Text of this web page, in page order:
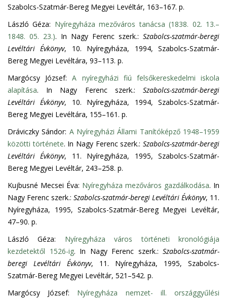
Szabolcs-Szatmár-Bereg Megyei Levéltár, 163–167. p.
László Géza: Nyíregyháza mezőváros tanácsa (1838. 02. 13.–
1848. 05. 23.). In Nagy Ferenc szerk.: Szabolcs-szatmár-beregi
Levéltári Évkönyv, 10. Nyíregyháza, 1994, Szabolcs-Szatmár-
Bereg Megyei Levéltára, 93–113. p.
Margócsy József:A nyíregyházi fiú felsőkereskedelmi iskola
alapítása. In Nagy Ferenc szerk.: Szabolcs-szatmár-beregi
Levéltári Évkönyv, 10. Nyíregyháza, 1994, Szabolcs-Szatmár-
Bereg Megyei Levéltára, 155–161. p.
Dráviczky Sándor: A Nyíregyházi Állami Tanítóképző 1948–1959
közötti története. In Nagy Ferenc szerk.:Szabolcs-szatmár-beregi
Levéltári Évkönyv, 11. Nyíregyháza, 1995, Szabolcs-Szatmár-
Bereg Megyei Levéltár, 243–258. p.
Kujbusné Mecsei Éva: Nyíregyháza mezőváros gazdálkodása. In
Nagy Ferenc szerk.: Szabolcs-szatmár-beregi Levéltári Évkönyv, 11.
Nyíregyháza, 1995, Szabolcs-Szatmár-Bereg Megyei Levéltár,
47–90. p.
László Géza: Nyíregyháza város történeti kronológiája
kezdetektől 1526-ig. In Nagy Ferenc szerk.: Szabolcs-szatmár-
beregi Levéltári Évkönyv, 11. Nyíregyháza, 1995, Szabolcs-
Szatmár-Bereg Megyei Levéltár, 521–542. p.
Margócsy József: Nyíregyháza nemzet- ill. országgyűlési